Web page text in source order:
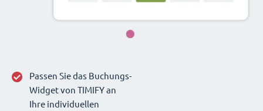
Passen Sie das Buchungs-
Widget von TIMIFY an
Ihre individuellen